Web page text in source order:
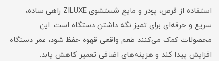
استفاده از قرص، پودر و مایع شستشوی ZILUXE راهی ساده،
سریع و حرفه‌ای برای تمیز نگه داشتن دستگاه است. این
محصولات کمک می‌کنند طعم واقعی قهوه حفظ شود، عمر دستگاه
افزایش پیدا کند و هزینه‌های اضافی تعمیر کاهش یابد.